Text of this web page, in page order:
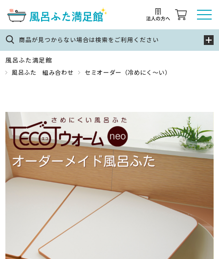
商品が見つからない場合は検索をご利用ください
風呂ふた満足館
風呂ふた 組み合わせ セミオーダー（冷めにく～い）